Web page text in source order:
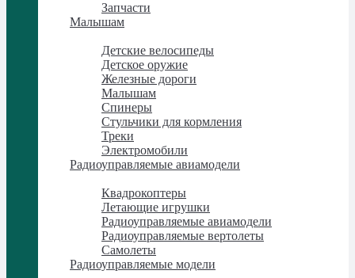
Запчасти
Малышам
Детские велосипеды
Детское оружие
Железные дороги
Малышам
Спинеры
Стульчики для кормления
Треки
Электромобили
Радиоуправляемые авиамодели
Квадрокоптеры
Летающие игрушки
Радиоуправляемые авиамодели
Радиоуправляемые вертолеты
Самолеты
Радиоуправляемые модели